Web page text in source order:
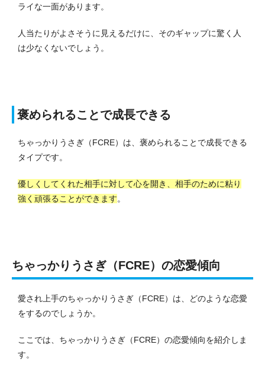
ライな一面があります。
人当たりがよさそうに見えるだけに、そのギャップに驚く人
は少なくないでしょう。
褒められることで成長できる
ちゃっかりうさぎ（FCRE）は、褒められることで成長できる
タイプです。
優しくしてくれた相手に対して心を開き、相手のために粘り
強く頑張ることができます。
ちゃっかりうさぎ（FCRE）の恋愛傾向
愛され上手のちゃっかりうさぎ（FCRE）は、どのような恋愛
をするのでしょうか。
ここでは、ちゃっかりうさぎ（FCRE）の恋愛傾向を紹介しま
す。